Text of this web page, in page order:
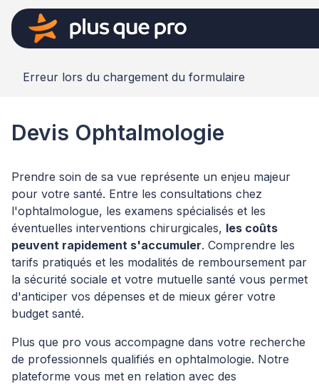
Erreur lors du chargement du formulaire
Devis Ophtalmologie
Prendre soin de sa vue représente un enjeu majeur
pour votre santé. Entre les consultations chez
l'ophtalmologue, les examens spécialisés et les
éventuelles interventions chirurgicales, les coûts
peuvent rapidement s'accumuler. Comprendre les
tarifs pratiqués et les modalités de remboursement par
la sécurité sociale et votre mutuelle santé vous permet
d'anticiper vos dépenses et de mieux gérer votre
budget santé.
Plus que pro vous accompagne dans votre recherche
de professionnels qualifiés en ophtalmologie. Notre
plateforme vous met en relation avec des